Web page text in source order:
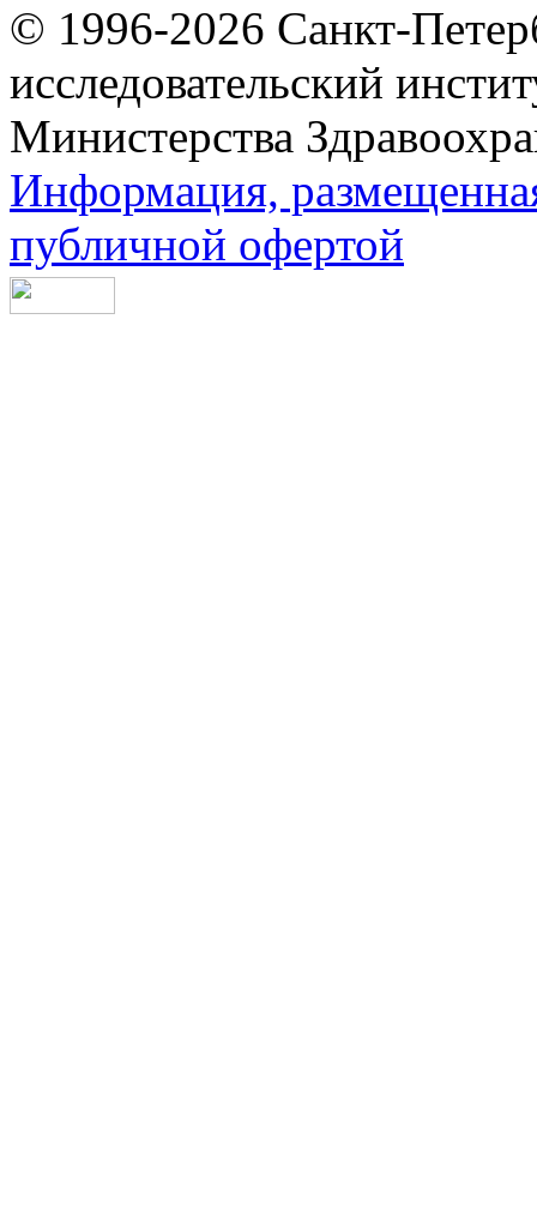
© 1996-2026 Санкт-
исследовательский
Министерства
Информация,
публичной офертой